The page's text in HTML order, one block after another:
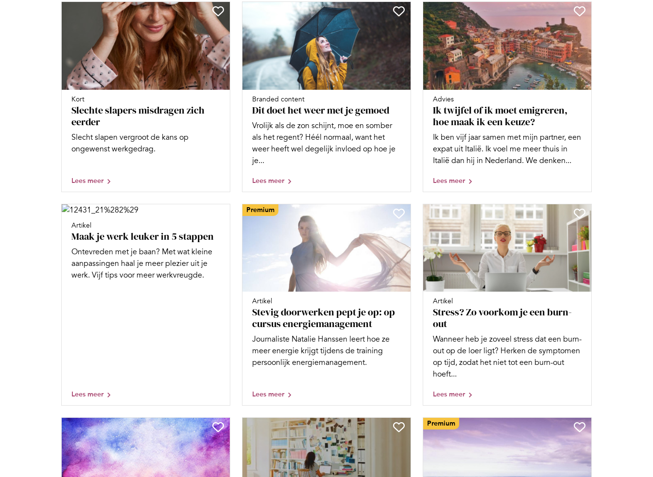
Kort
Slechte slapers misdragen zich
eerder
Slecht slapen vergroot de kans op
ongewenst werkgedrag.
Lees meer
Branded content
Dit doet het weer met je gemoed
Vrolijk als de zon schijnt, moe en somber
als het regent? Héél normaal, want het
weer heeft wel degelijk invloed op hoe je
je...
Lees meer
Advies
Ik twijfel of ik moet emigreren,
hoe maak ik een keuze?
Ik ben vijf jaar samen met mijn partner, een
expat uit Italië. Ik voel me meer thuis in
Italië dan hij in Nederland. We denken...
Lees meer
Artikel
Maak je werk leuker in 5 stappen
Ontevreden met je baan? Met wat kleine
aanpassingen haal je meer plezier uit je
werk. Vijf tips voor meer werkvreugde.
Lees meer
Premium
Artikel
Stevig doorwerken pept je op: op
cursus energiemanagement
Journaliste Natalie Hanssen leert hoe ze
meer energie krijgt tijdens de training
persoonlijk energiemanagement.
Lees meer
Artikel
Stress? Zo voorkom je een burn-
out
Wanneer heb je zoveel stress dat een burn-
out op de loer ligt? Herken de symptomen
op tijd, zodat het niet tot een burn-out
hoeft...
Lees meer
Premium